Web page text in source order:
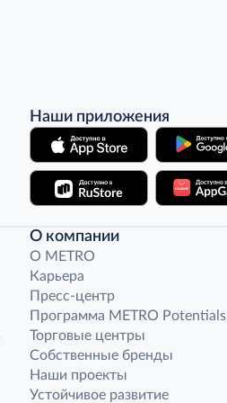
Наши приложения
О компании
O METRO
Карьера
Пресс-центр
Программа METRO Potentials
Торговые центры
Собственные бренды
Наши проекты
Устойчивое развитие